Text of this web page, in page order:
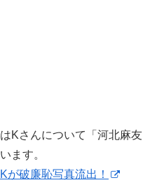
Kさんについて「河北麻友
ます。
が破廉恥写真流出！